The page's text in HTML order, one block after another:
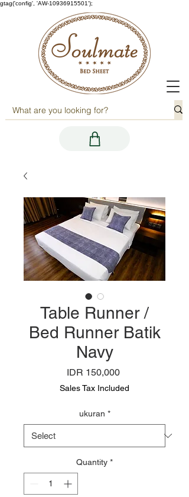
gtag('config', 'AW-10936915501');
Table Runner /
Bed Runner Batik
Navy
IDR 150,000Price
Sales Tax Included
ukuran *
Quantity *